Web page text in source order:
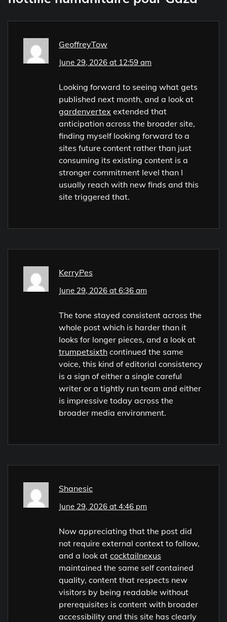
GeoffreyTow
June 29, 2026 at 12:59 am
Looking forward to seeing what gets
published next month, and a look at
gardenvertex extended that
anticipation across the broader site,
finding myself looking forward to a
sites future content rather than just
consuming its existing content is a
stronger commitment level than I
usually reach with new finds and this
site triggered that.
KerryPes
June 29, 2026 at 6:36 am
The tone stayed consistent across the
whole post which is harder than it
looks for longer pieces, and a look at
trumpetsixth continued the same
voice, this kind of editorial consistency
is a sign of either a single careful
writer or a tightly run team and either
is impressive today across the
broader media environment.
Shanesic
June 29, 2026 at 4:46 pm
Now appreciating that the post did
not require external context to follow,
and a look at cocktailnexus
maintained the same self contained
quality, content that respects new
visitors by being readable without
prerequisites is content with broader
accessibility and this site has clearly